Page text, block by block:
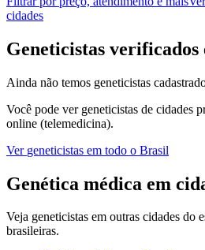
cidades
Geneticistas verificados
Ainda não temos geneticistas
Você pode ver geneticistas de cidades
online (telemedicina).
Ver geneticistas em todo o Brasil
Genética médica em
Veja geneticistas em outras cidades do
brasileiras.